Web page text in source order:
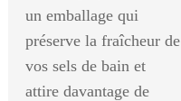
un emballage qui
préserve la fraîcheur de
vos sels de bain et
attire davantage de